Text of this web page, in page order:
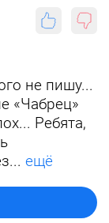
не пишу...
«Чабрец»
Ребята,
ещё